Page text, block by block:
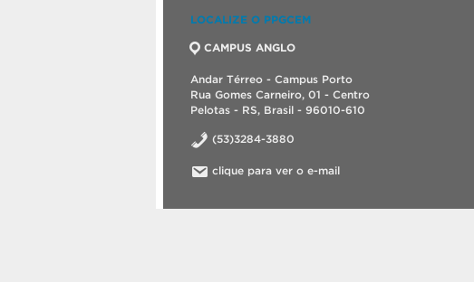
LOCALIZE O PPGCEM
CAMPUS ANGLO
Andar Térreo - Campus Porto
Rua Gomes Carneiro, 01 - Centro
Pelotas - RS, Brasil - 96010-610
(53)3284-3880
clique para ver o e-mail